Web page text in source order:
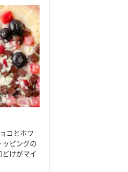
コとホワ
ピングの
けがマイ